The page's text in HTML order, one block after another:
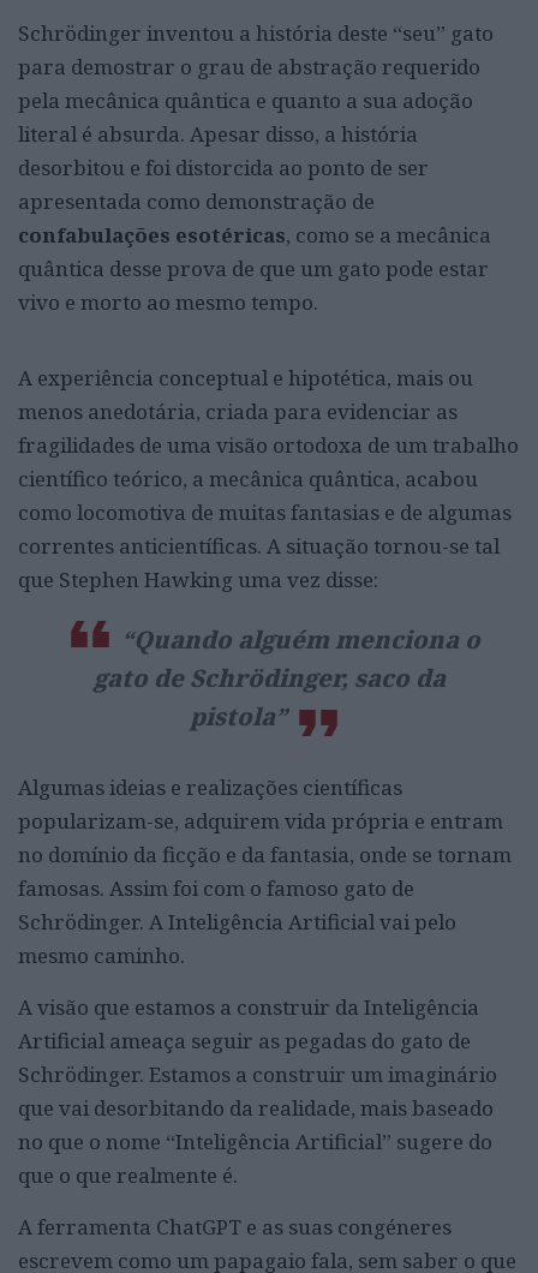
Schrödinger inventou a história deste “seu” gato
para demostrar o grau de abstração requerido
pela mecânica quântica e quanto a sua adoção
literal é absurda. Apesar disso, a história
desorbitou e foi distorcida ao ponto de ser
apresentada como demonstração de
confabulações esotéricas, como se a mecânica
quântica desse prova de que um gato pode estar
vivo e morto ao mesmo tempo.
A experiência conceptual e hipotética, mais ou
menos anedotária, criada para evidenciar as
fragilidades de uma visão ortodoxa de um trabalho
científico teórico, a mecânica quântica, acabou
como locomotiva de muitas fantasias e de algumas
correntes anticientíficas. A situação tornou-se tal
que Stephen Hawking uma vez disse:
“Quando alguém menciona o
gato de Schrödinger, saco da
pistola”
Algumas ideias e realizações científicas
popularizam-se, adquirem vida própria e entram
no domínio da ficção e da fantasia, onde se tornam
famosas. Assim foi com o famoso gato de
Schrödinger. A Inteligência Artificial vai pelo
mesmo caminho.
A visão que estamos a construir da Inteligência
Artificial ameaça seguir as pegadas do gato de
Schrödinger. Estamos a construir um imaginário
que vai desorbitando da realidade, mais baseado
no que o nome “Inteligência Artificial” sugere do
que o que realmente é.
A ferramenta ChatGPT e as suas congéneres
escrevem como um papagaio fala, sem saber o que